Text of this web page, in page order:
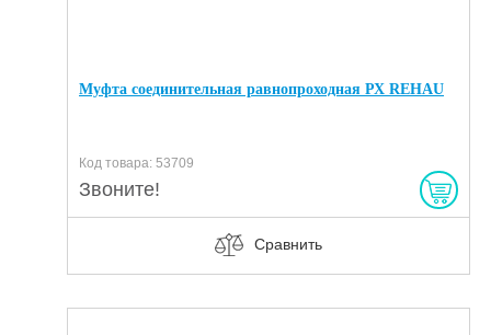
Муфта соединительная равнопроходная РХ REHAU
Код товара: 53709
Звоните!
Сравнить